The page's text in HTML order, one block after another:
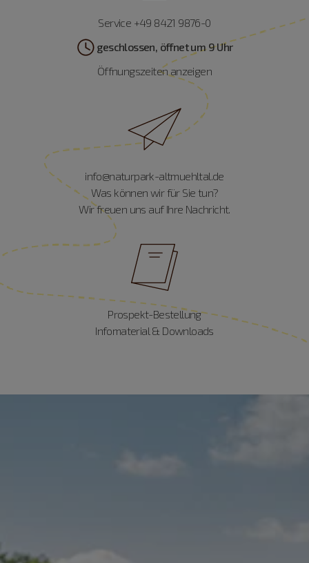
Service +49 8421 9876-0
geschlossen, öffnet um 9 Uhr
Öffnungszeiten anzeigen
info@naturpark-altmuehltal.de
Was können wir für Sie tun?
Wir freuen uns auf Ihre Nachricht.
Prospekt-Bestellung
Infomaterial & Downloads